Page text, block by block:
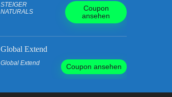
STEIGER
NATURALS
Coupon
ansehen
Global Extend
Global Extend Coupon ansehen